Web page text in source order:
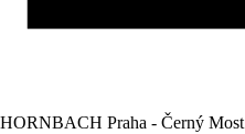
HORNBACH Praha - Černý Most